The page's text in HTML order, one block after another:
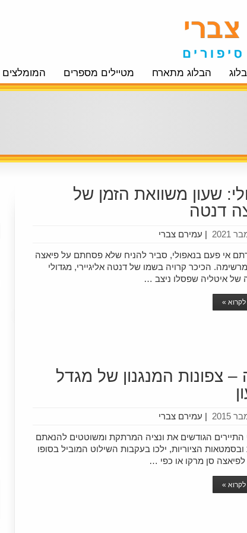
בלוג הבלוג מתארח מטיילים מספרים המומלצים
שעון משוואת הזמן של
דנטה
עמירם צברי |
אי פעם בנאפולי, סביר להניח שלא פסחתם על פיאצה
הכיכר קרויה בשמו של דנטה אליגיירי, מגדולי
של איטליה שפסלו ניצב …
»
– צפונות המנגנון של מגדל
עמירם צברי |
הגודשים את ונציה המרתקת ומשוטטים להנאתם
הציוריות, ילכו בעקבות השילוט המוביל בסופו
סן מרקו או כפי …
»